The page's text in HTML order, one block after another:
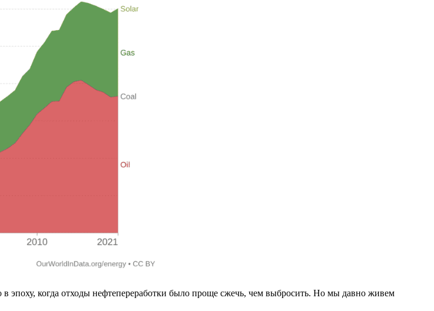
в эпоху, когда отходы нефтепереработки было проще сжечь, чем выбросить. Но мы давно живем